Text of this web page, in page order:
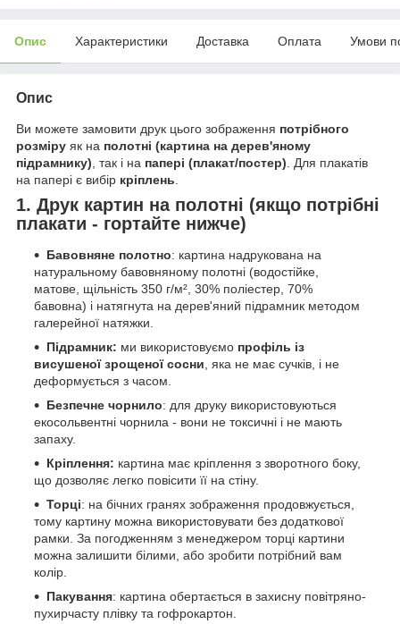
Опис Характеристики Доставка Оплата Умови
Опис
Ви можете замовити друк цього зображення потрібного
розміру як на полотні (картина на дерев'яному
підрамнику) , так і на папері (плакат/постер) . Для плакатів
на папері є вибір кріплень
1. Друк картин на полотні (якщо потрібні
плакати - гортайте нижче)
Бавовняне полотно: картина надрукована на
натуральному бавовняному полотні (водостійке,
матове, щільність 350 г/м², 30% поліестер, 70%
бавовна) і натягнута на дерев'яний підрамник методом
галерейної натяжки.
Підрамник: ми використовуємо профіль із
висушеної зрощеної сосни, яка не має сучків, і не
деформується з часом.
Безпечне чорнило: для друку використовуються
екосольвентні чорнила - вони не токсичні і не мають
запаху.
Кріплення: картина має кріплення з зворотного боку,
що дозволяє легко повісити її на стіну.
Торці: на бічних гранях зображення продовжується,
тому картину можна використовувати без додаткової
рамки. За погодженням з менеджером торці картини
можна залишити білими, або зробити потрібний вам
колір.
Пакування: картина обертається в захисну повітряно-
пухирчасту плівку та гофрокартон.